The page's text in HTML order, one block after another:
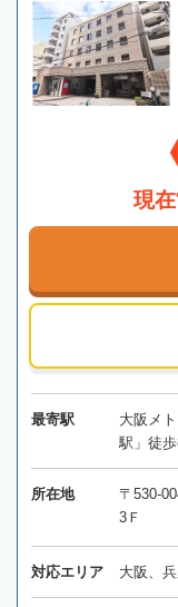
現
最寄駅
大阪メ
駅」徒
所在地
〒530-
3Ｆ
対応エリア 大阪、